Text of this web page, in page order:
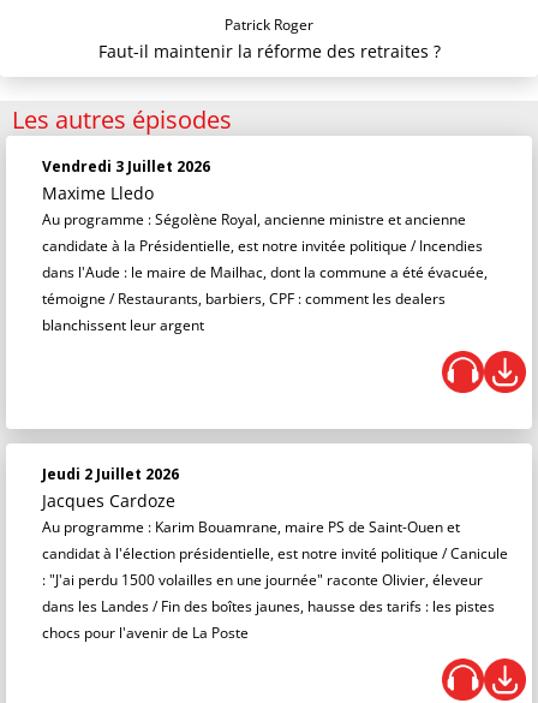
Patrick Roger
Faut-il maintenir la réforme des retraites ?
Les autres épisodes
Vendredi 3 Juillet 2026
Maxime Lledo
Au programme : Ségolène Royal, ancienne ministre et ancienne
candidate à la Présidentielle, est notre invitée politique / Incendies
dans l'Aude : le maire de Mailhac, dont la commune a été évacuée,
témoigne / Restaurants, barbiers, CPF : comment les dealers
blanchissent leur argent
Jeudi 2 Juillet 2026
Jacques Cardoze
Au programme : Karim Bouamrane, maire PS de Saint-Ouen et
candidat à l'élection présidentielle, est notre invité politique / Canicule
: "J'ai perdu 1500 volailles en une journée" raconte Olivier, éleveur
dans les Landes / Fin des boîtes jaunes, hausse des tarifs : les pistes
chocs pour l'avenir de La Poste